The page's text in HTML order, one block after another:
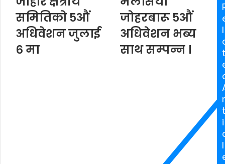
समितिको ५औं
अधिवेशन जुलाई
६ मा
जोहरबारू ५औं
अधिवेशन भब्य
साथ सम्पन्न ।
l
t
r
t
i
l